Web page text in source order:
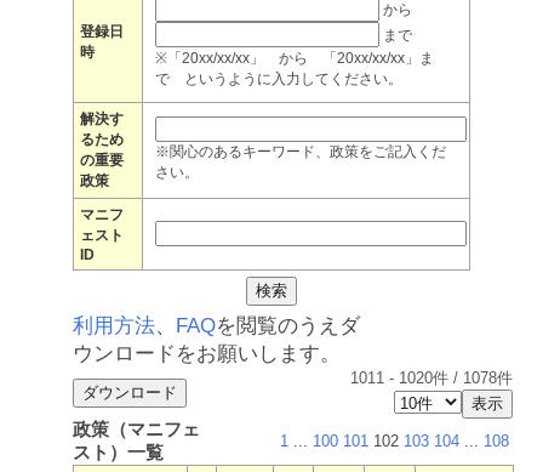
登録日
時
から
まで
※「20xx/xx/xx」 から 「20xx/xx/xx」ま
で というように入力してください。
解決す
るため
の重要
政策
※関心のあるキーワード、政策をご記入くだ
さい。
マニフ
ェスト
ID
利用方法、 FAQを閲覧のうえダ
ウンロードをお願いします。
1011 - 1020件 / 1078件
政策（マニフェ
スト）一覧
1 ... 100 101 102 103 104 ... 108